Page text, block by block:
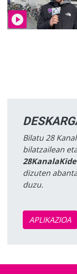
Bilatu 28
bilatzailean
28KanalaKide
dizuten
duzu.
APLIKAZIOA